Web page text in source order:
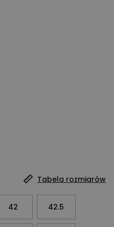
Tabela rozmiarów
42 42.5